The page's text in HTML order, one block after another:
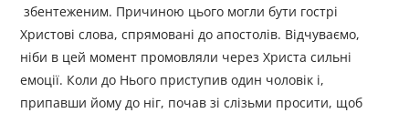
збентеженим. Причиною цього могли бути гострі
Христові слова, спрямовані до апостолів. Відчуваємо,
ніби в цей момент промовляли через Христа сильні
емоції. Коли до Нього приступив один чоловік і,
припавши йому до ніг, почав зі слізьми просити, щоб